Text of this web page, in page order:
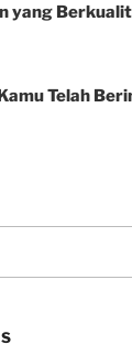
yang
Telah